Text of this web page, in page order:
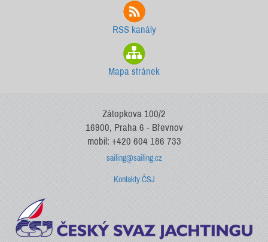
RSS kanály
Mapa stránek
Zátopkova 100/2
16900, Praha 6 - Břevnov
mobil: +420 604 186 733
sailing@sailing.cz
Kontakty ČSJ